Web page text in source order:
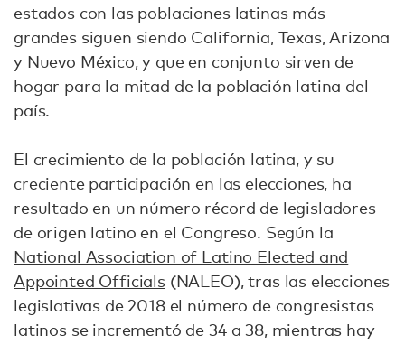
estados con las poblaciones latinas más
grandes siguen siendo California, Texas, Arizona
y Nuevo México, y que en conjunto sirven de
hogar para la mitad de la población latina del
país.
El crecimiento de la población latina, y su
creciente participación en las elecciones, ha
resultado en un número récord de legisladores
de origen latino en el Congreso. Según la
National Association of Latino Elected and
Appointed Officials(NALEO), tras las elecciones
legislativas de 2018 el número de congresistas
latinos se incrementó de 34 a 38, mientras hay